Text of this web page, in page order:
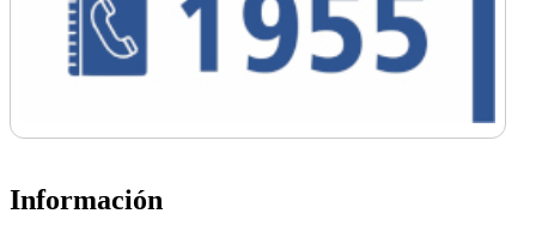
Información